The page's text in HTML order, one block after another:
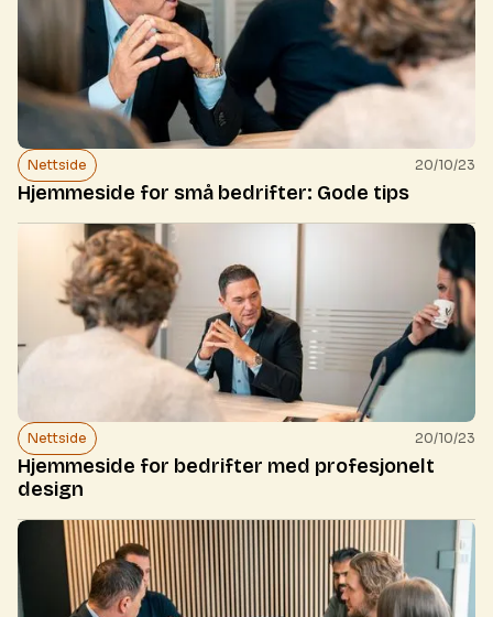
Nettside 20/10/23
Hjemmeside for små bedrifter: Gode tips
Nettside 20/10/23
Hjemmeside for bedrifter med profesjonelt
design